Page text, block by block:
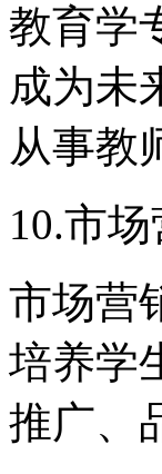
教育学
成为未
从事教
10.市
市场营
培养学
推广、